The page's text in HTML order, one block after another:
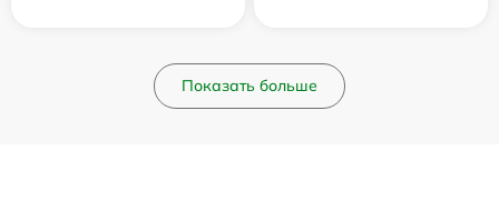
Показать больше